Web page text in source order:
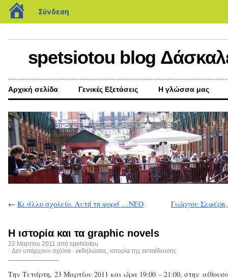
blogs.sch.gr
Σύνδεση
spetsiotou blog
Αρχική σελίδα Γενικές Εξετάσεις Η γλώσσα μας
← Κι άλλο σχολείο. Αυτή τη φορά …ΝΕΟ Γιώργου
Η ιστορία και τα graphic novels
22 Μαρτίου 2011 από spetsiotou
· Δεν υπάρχουν σχόλια · εκδηλώσεις ιστορία της εκπαίδευσης
Την Τετάρτη, 23 Μαρτίου 2011 και ώρα 19:00 – 21:00, στην